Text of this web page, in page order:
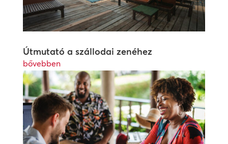
Útmutató a szállodai zenéhez
bővebben